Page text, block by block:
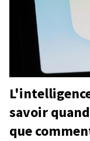
savoir
que